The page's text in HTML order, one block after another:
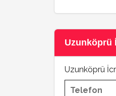
Uzunköprü
Uzunköprü
Telefon